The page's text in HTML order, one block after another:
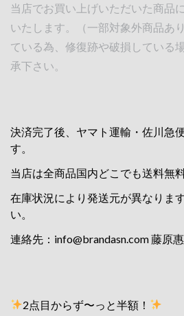
当店でお買い上げいただいた商品
いたします。（一部対象外商品あ
ている為、修復跡や破損している
承下さい。
決済完了後、ヤマト運輸・佐川急
す。
当店は全商品国内どこでも送料無
在庫状況により発送元が異なりま
い。
連絡先： info@brandasn.com藤原
2点目からず〜っと半額！